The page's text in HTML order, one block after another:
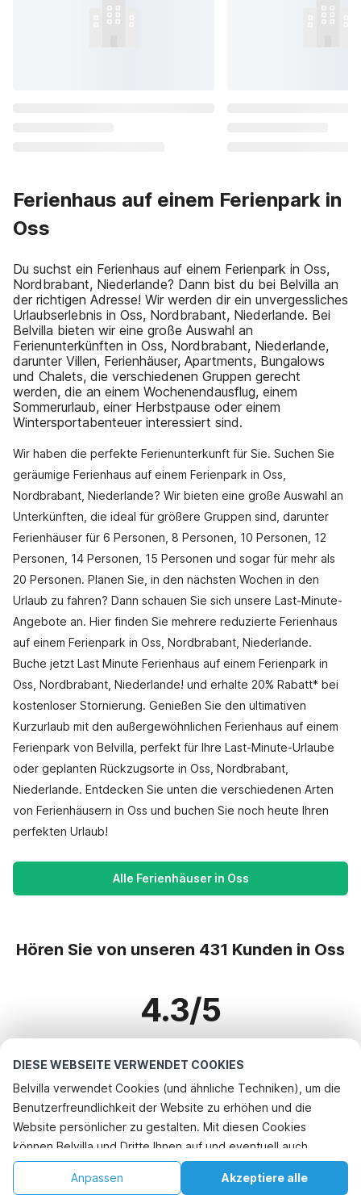
DIESE WEBSEITE VERWENDET COOKIES
Belvilla verwendet Cookies (und ähnliche Techniken), um die
Benutzerfreundlichkeit der Website zu erhöhen und die
Website persönlicher zu gestalten. Mit diesen Cookies
können Belvilla und Dritte Ihnen auf und eventuell auch
außerhalb unserer Website folgen, um Werbung Ihren
Interessen anzupassen und das Teilen von Informationen über
Akzeptiere alle
Anpassen
Ferienhaus auf einem Ferienpark in
Oss
Du suchst ein Ferienhaus auf einem Ferienpark in Oss,
Nordbrabant, Niederlande? Dann bist du bei Belvilla an
der richtigen Adresse! Wir werden dir ein unvergessliches
Urlaubserlebnis in Oss, Nordbrabant, Niederlande. Bei
Belvilla bieten wir eine große Auswahl an
Ferienunterkünften in Oss, Nordbrabant, Niederlande,
darunter Villen, Ferienhäuser, Apartments, Bungalows
und Chalets, die verschiedenen Gruppen gerecht
werden, die an einem Wochenendausflug, einem
Sommerurlaub, einer Herbstpause oder einem
Wintersportabenteuer interessiert sind.
Wir haben die perfekte Ferienunterkunft für Sie. Suchen Sie
geräumige Ferienhaus auf einem Ferienpark in Oss,
Nordbrabant, Niederlande? Wir bieten eine große Auswahl an
Unterkünften, die ideal für größere Gruppen sind, darunter
Ferienhäuser für 6 Personen, 8 Personen, 10 Personen, 12
Personen, 14 Personen, 15 Personen und sogar für mehr als
20 Personen. Planen Sie, in den nächsten Wochen in den
Urlaub zu fahren? Dann schauen Sie sich unsere Last-Minute-
Angebote an. Hier finden Sie mehrere reduzierte Ferienhaus
auf einem Ferienpark in Oss, Nordbrabant, Niederlande.
Buche jetzt Last Minute Ferienhaus auf einem Ferienpark in
Oss, Nordbrabant, Niederlande! und erhalte 20% Rabatt* bei
kostenloser Stornierung. Genießen Sie den ultimativen
Kurzurlaub mit den außergewöhnlichen Ferienhaus auf einem
Ferienpark von Belvilla, perfekt für Ihre Last-Minute-Urlaube
oder geplanten Rückzugsorte in Oss, Nordbrabant,
Niederlande. Entdecken Sie unten die verschiedenen Arten
von Ferienhäusern in Oss und buchen Sie noch heute Ihren
perfekten Urlaub!
Alle Ferienhäuser in Oss
Hören Sie von unseren 431 Kunden in Oss
4.3/5
Beliebteste Reiseziele für Urlaub
Top-Städte mit Top-Annehmlichkeiten für den Urlaub
Kinderfreundliche Ferienunterkünfte bayeux
Top-Städte mit Top-Annehmlichkeiten für den Urlaub